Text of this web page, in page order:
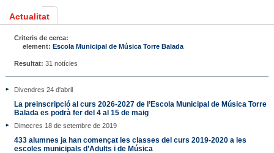
Actualitat
Criteris de cerca:
element: Escola Municipal de Música Torre Balada
Resultat: 31 notícies
Divendres 24 d'abril
La preinscripció al curs 2026-2027 de l’Escola Municipal de Música Torre
Balada es podrà fer del 4 al 15 de maig
Dimecres 18 de setembre de 2019
433 alumnes ja han començat les classes del curs 2019-2020 a les
escoles municipals d’Adults i de Música